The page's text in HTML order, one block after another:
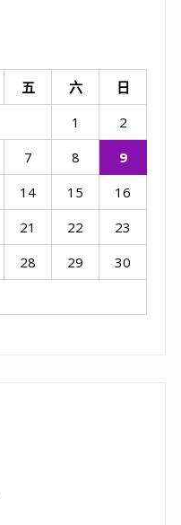
五 六
日
1
2
7 8
9
14 15
16
21 22
23
28 29
30